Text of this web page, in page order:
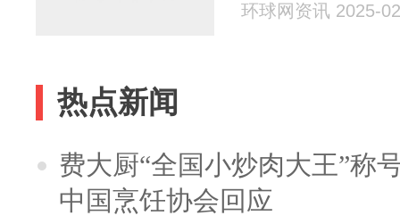
环球网资讯 2025-
热点新闻
费大厨“全国小炒肉大王”称
中国烹饪协会回应